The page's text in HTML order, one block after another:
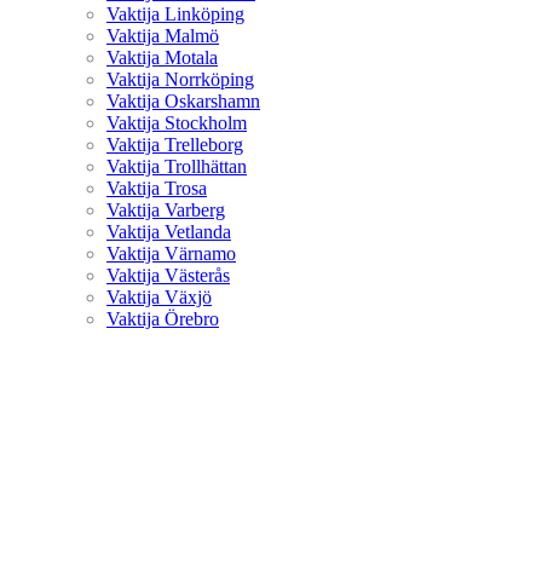
Vaktija Linköping
Vaktija Malmö
Vaktija Motala
Vaktija Norrköping
Vaktija Oskarshamn
Vaktija Stockholm
Vaktija Trelleborg
Vaktija Trollhättan
Vaktija Trosa
Vaktija Varberg
Vaktija Vetlanda
Vaktija Värnamo
Vaktija Västerås
Vaktija Växjö
Vaktija Örebro